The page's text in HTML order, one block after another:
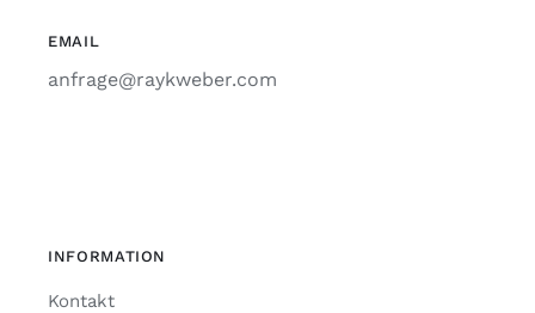
EMAIL
anfrage@raykweber.com
INFORMATION
Kontakt